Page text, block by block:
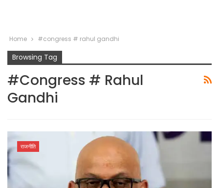
Home #congress # rahul gandhi
Browsing Tag
#congress # Rahul
Gandhi
राजनीति